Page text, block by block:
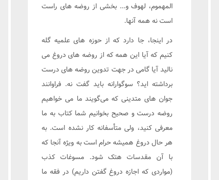
المهموم، لهوف و... بخشی از روضه های راست
است نه همه آنها.
در اینجا، جا دارد که از حوزه های علمیه گله
کنیم که آیا این همه که از روضه های دروغ می
نالید آیا گامی در جهت تدوین روضه های درست
برداشته اید؟ سوگوارانه باید گفت نه. فراوانند
جوان های متدینی که می‌گویند ما می خواهیم
روضه درست و صحیح بخوانیم شما کتاب به ما
معرفی کنید، ولی متأسفانه کار نشده است. به
هر حال دروغ همیشه حرام است به ویژه آنجا که
با آن مقدسات هتک شود. مسوغات کذب
(مواردی که اجازه دروغ گفتن داریم) در فقه ما